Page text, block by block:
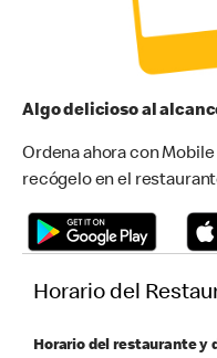
Algo delicioso al
Ordena ahora con
recógelo en el
Horario del
Horario del restaurante y